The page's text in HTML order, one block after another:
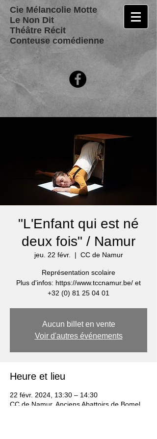
Cie Mélancolie Motte
Le Non Dit
Théâtre Récit
Conteuse comédienne
"L'Enfant qui est né
deux fois" / Namur
jeu. 22 févr.
  |
CC de Namur
Représentation scolaire
Plus d'infos: https://www.tccnamur.be/ et
+32 (0) 81 25 04 01
Aucun billet en vente
Voir d'autres événements
Heure et lieu
22 févr. 2024, 13:30 – 14:30
CC de Namur, Anciens Abattoirs de Bomel,